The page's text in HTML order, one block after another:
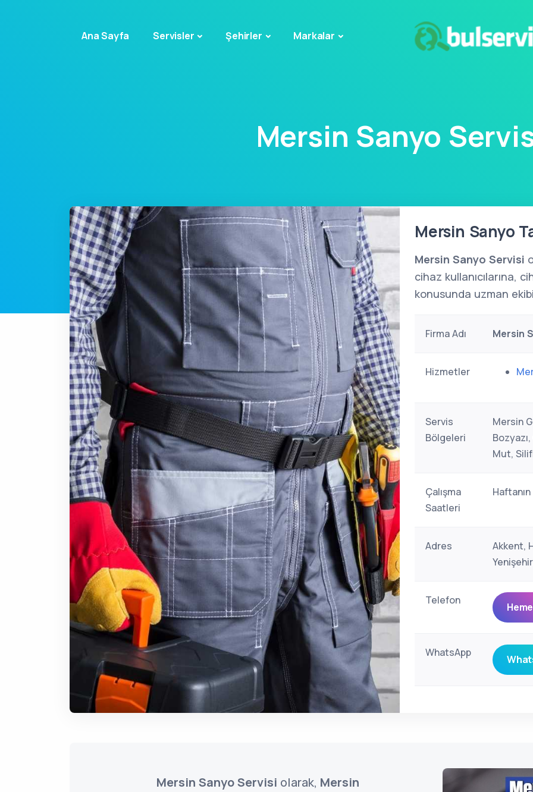
Ana Sayfa Servisler Şehirler Markalar
Mersin Sanyo
Mersin Sanyo
Mersin Sanyo Servisi
cihaz kullanıcılarına,
konusunda uzman
Firma Adı Mersin
Hizmetler
Servis
Bölgeleri
Mersin
Mut,
Çalışma
Saatleri
Adres
Akkent,
Telefon
WhatsApp
Mersin Sanyo Servisi olarak, Mersin